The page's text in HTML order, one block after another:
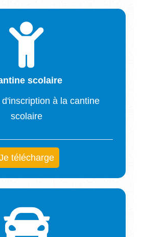
scolaire
à la cantine
scolaire
télécharge